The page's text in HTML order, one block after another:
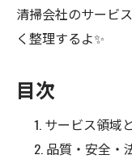
清掃会社のサービ
く整理するよ✨
目次
サービス領域
品質・安全・